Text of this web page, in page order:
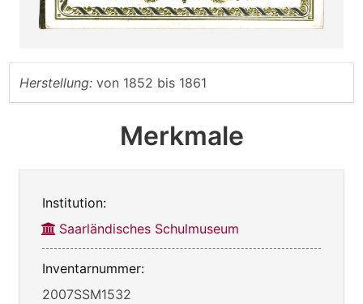
Herstellung: von 1852 bis 1861
Merkmale
Institution:
Saarländisches Schulmuseum
Inventarnummer:
2007SSM1532